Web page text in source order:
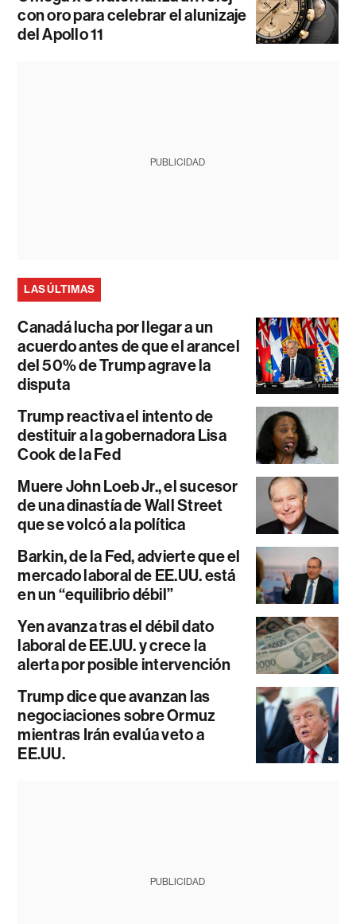
con oro para celebrar el alunizaje
del Apollo 11
PUBLICIDAD
LAS ÚLTIMAS
Canadá lucha por llegar a un
acuerdo antes de que el arancel
del 50% de Trump agrave la
disputa
Trump reactiva el intento de
destituir a la gobernadora Lisa
Cook de la Fed
Muere John Loeb Jr., el sucesor
de una dinastía de Wall Street
que se volcó a la política
Barkin, de la Fed, advierte que el
mercado laboral de EE.UU. está
en un “equilibrio débil”
Yen avanza tras el débil dato
laboral de EE.UU. y crece la
alerta por posible intervención
Trump dice que avanzan las
negociaciones sobre Ormuz
mientras Irán evalúa veto a
EE.UU.
PUBLICIDAD